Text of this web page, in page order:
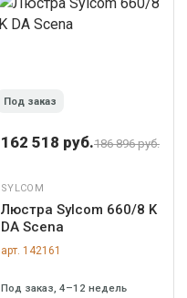
Под заказ
162 518 руб.186 896 руб.
SYLCOM
Люстра Sylcom 660/8 K
DA Scena
арт. 142161
Под заказ, 4–12 недель